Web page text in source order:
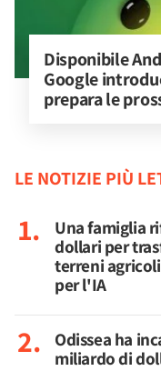
Disponibile
Google
prepara le
LE NOTIZIE PIÙ
Una famiglia
dollari per
terreni
per l'IA
Odissea ha
miliardo di